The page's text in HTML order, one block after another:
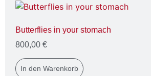
Butterflies in your stomach
800,00 €
In den Warenkorb